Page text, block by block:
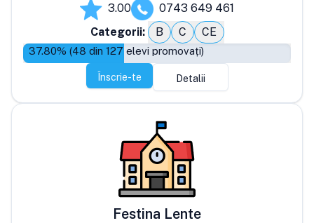
3.00
0743 649 461
Categorii:
B C CE
37.80% (48 din 127 elevi promovați)
Înscrie-te Detalii
Festina Lente